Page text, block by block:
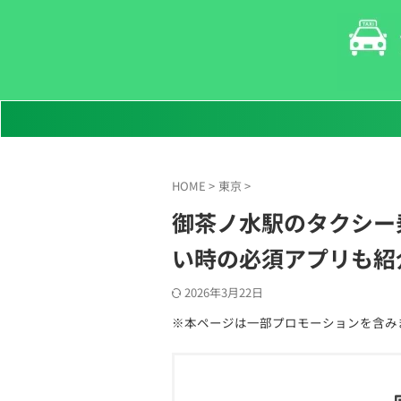
HOME > 東京 >
御茶ノ水駅のタクシ
い時の必須アプリも
2026年3月22日
※本ページは一部プロモーションを含み